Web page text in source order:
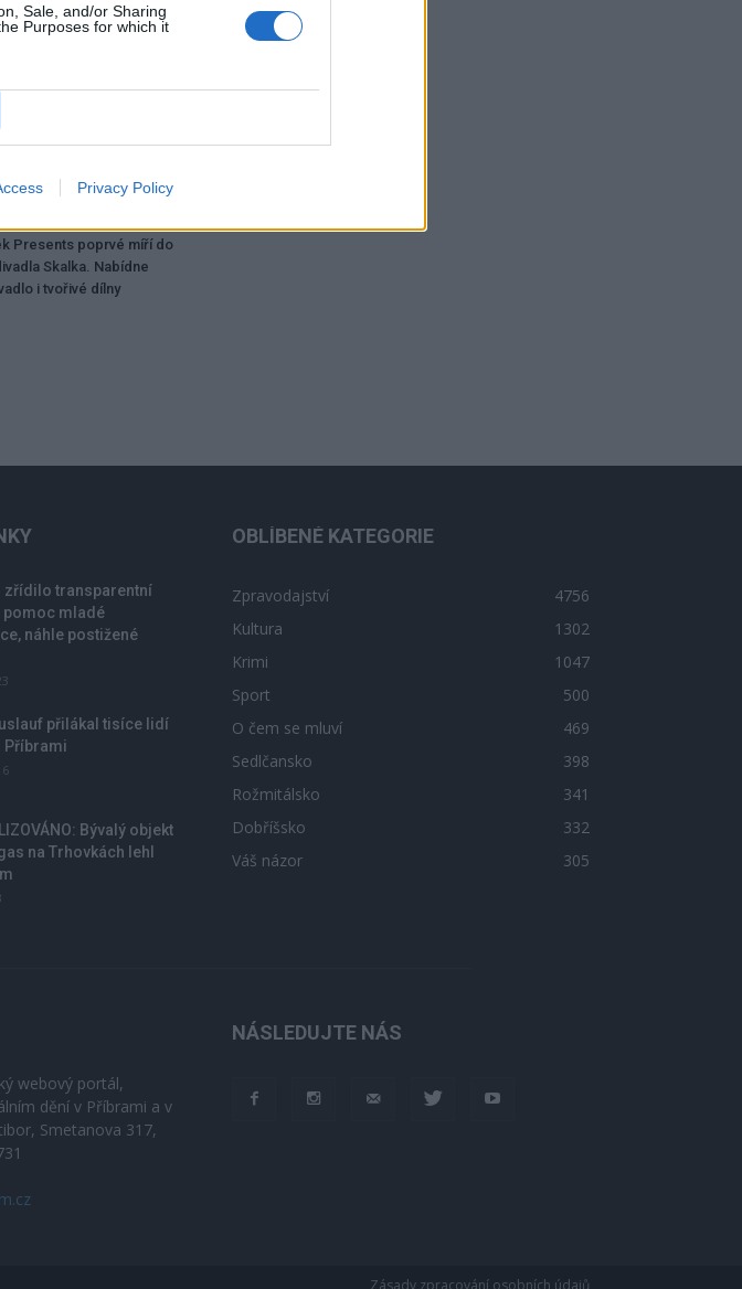
Sale, and/or Sharing
Purposes for which it
Privacy Policy
Presents poprvé míří do
Skalka. Nabídne
i tvořivé dílny
zřídilo transparentní
pomoc mladé
náhle postižené
přilákal tisíce lidí
Příbrami
Bývalý objekt
na Trhovkách lehl
OBLÍBENÉ KATEGORIE
Zpravodajství
4756
Kultura
1302
Krimi
1047
Sport
500
O čem se mluví
469
Sedlčansko
398
Rožmitálsko
341
Dobříšsko
332
Váš názor
305
webový portál,
dění v Příbrami a v
Smetanova 317,
NÁSLEDUJTE NÁS
Zásady zpracování osobních údajů